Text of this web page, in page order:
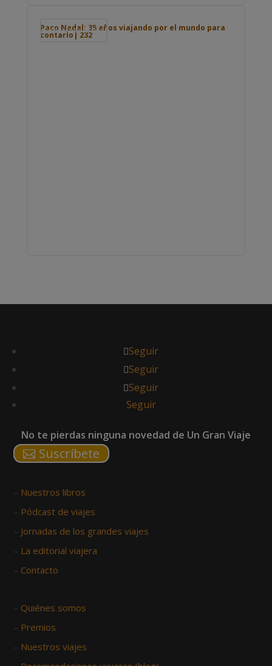
Podcast de viajes
Paco Nadal: 35 años viajando por el mundo para
contarlo| 232
Seguir
Seguir
Seguir
Seguir
No te pierdas ninguna novedad de Un Gran Viaje
Suscríbete
– Nuestros libros
– Pódcast de viajes
– Jornadas de los grandes viajes
– La editorial viajera
– Contacto
– Quiénes somos
– Premios
– Nuestros viajes